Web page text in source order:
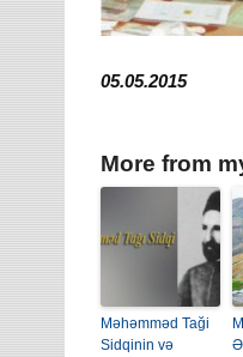
05.05.2015
More from
Məhəmməd Taği
Sidqinin və